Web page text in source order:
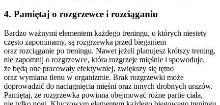
4. Pamiętaj o rozgrzewce i rozciąganiu
Bardzo ważnymi elementem każdego treningu, o których niestety
często zapominamy, są rozgrzewka przed bieganiem
oraz rozciąganie po treningu. Nawet jeżeli planujesz krótszy trening,
nie zapomnij o rozgrzewce, która rozgrzeje mięśnie i spowoduje,
że będą one pracowały efektywniej, zwiększy się tętno
oraz wymiana tlenu w organizmie. Brak rozgrzewki może
doprowadzić do naciągnięcia mięśni oraz innych drobnych urazów.
Pamiętaj, że rozgrzewka powinna obejmować różne partie ciała,